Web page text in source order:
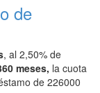
de
, al 2,50% de
meses, la cuota
de 226000